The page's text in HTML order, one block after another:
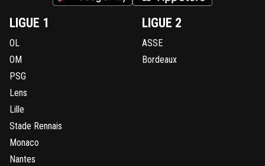
LIGUE 1
OL
OM
PSG
Lens
Lille
Stade Rennais
Monaco
Nantes
LIGUE 2
ASSE
Bordeaux